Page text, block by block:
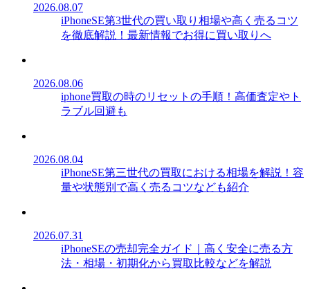
2026.08.07
iPhoneSE第3世代の買い取り相場や高く売るコツ
を徹底解説！最新情報でお得に買い取りへ
2026.08.06
iphone買取の時のリセットの手順！高価査定やト
ラブル回避も
2026.08.04
iPhoneSE第三世代の買取における相場を解説！容
量や状態別で高く売るコツなども紹介
2026.07.31
iPhoneSEの売却完全ガイド｜高く安全に売る方
法・相場・初期化から買取比較などを解説